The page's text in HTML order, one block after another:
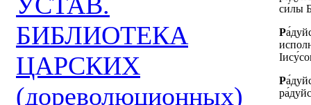
БИБЛИОТЕКА
ЦАРСКИХ
(дореволюционных)
си́лы
Р
Р